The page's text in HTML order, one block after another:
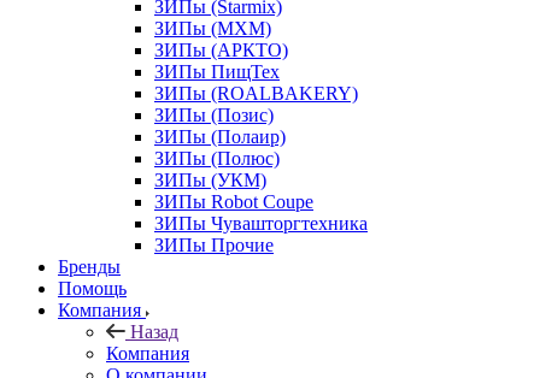
ЗИПы (Starmix)
ЗИПы (МХМ)
ЗИПы (АРКТО)
ЗИПы ПищТех
ЗИПы (ROALBAKERY)
ЗИПы (Позис)
ЗИПы (Полаир)
ЗИПы (Полюс)
ЗИПы (УКМ)
ЗИПы Robot Coupe
ЗИПы Чувашторгтехника
ЗИПы Прочие
Бренды
Помощь
Компания
Назад
Компания